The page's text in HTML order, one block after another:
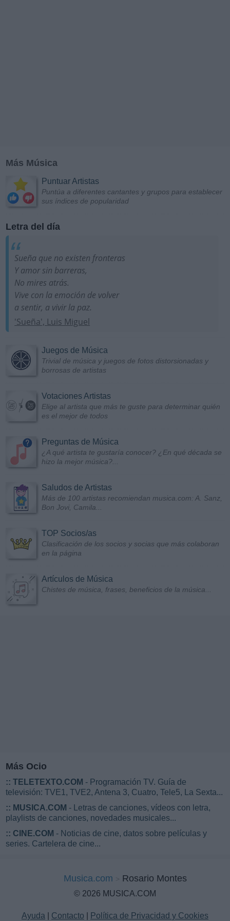
Más Música
Puntuar Artistas
Puntúa a diferentes cantantes y grupos para establecer
sus índices de popularidad
Letra del día
Sueña que no existen fronteras
Y amor sin barreras,
No mires atrás.
Vive con la emoción de volver
a sentir, a vivir la paz.
'Sueña', Luis Miguel
Juegos de Música
Trivial de música y juegos de fotos distorsionadas y
borrosas de artistas
Votaciones Artistas
Elige al artista que más te guste para determinar quién
es el mejor de todos
Preguntas de Música
¿A qué artista te gustaría conocer? ¿En qué década se
hizo la mejor música?...
Saludos de Artistas
Más de 100 artistas recomiendan musica.com: A. Sanz,
Bon Jovi, Camila...
TOP Socios/as
Clasificación de los socios y socias que más colaboran
en la página
Artículos de Música
Chistes de música, frases, beneficios de la música...
Más Ocio
:: TELETEXTO.COM - Programación TV. Guía de
televisión: TVE1, TVE2, Antena 3, Cuatro, Tele5, La Sexta...
:: MUSICA.COM - Letras de canciones, vídeos con letra,
playlists de canciones, novedades musicales...
:: CINE.COM - Noticias de cine, datos sobre películas y
series. Cartelera de cine...
Musica.com Rosario Montes
© 2026 MUSICA.COM
Ayuda Contacto Política de Privacidad y Cookies